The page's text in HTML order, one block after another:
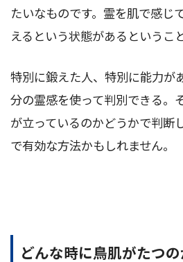
たいなものです。霊を肌で感じ
えるという状態があるということ
特別に鍛えた人、特別に能力が
分の霊感を使って判別できる。
が立っているのかどうかで判断
で有効な方法かもしれません。
どんな時に鳥肌がたつ